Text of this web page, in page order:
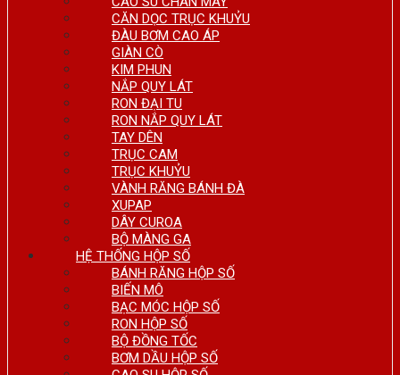
CĂN DỌC TRỤC KHUỶU
ĐÀU BƠM CAO ÁP
GIÀN CÒ
KIM PHUN
NẮP QUY LÁT
RON ĐẠI TU
RON NẮP QUY LÁT
TAY DÊN
TRỤC CAM
TRỤC KHUỶU
VÀNH RĂNG BÁNH ĐÀ
XUPAP
DÂY CUROA
BỘ MÀNG GA
HỆ THỐNG HỘP SỐ
BÁNH RĂNG HỘP SỐ
BIẾN MÔ
BẠC MÓC HỘP SỐ
RON HỘP SỐ
BỘ ĐỒNG TỐC
BƠM DẦU HỘP SỐ